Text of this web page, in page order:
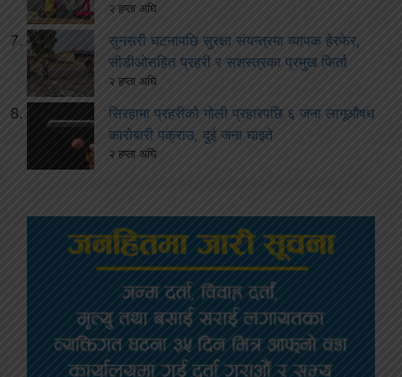
२ हप्ता अघि
सुनसरी घटनापछि सुरक्षा संयन्त्रमा व्यापक हेरफेर,
सीडीओसहित प्रहरी र सशस्त्रका प्रमुख फिर्ता
२ हप्ता अघि
सिरहामा प्रहरीको गोली प्रहारपछि ६ जना लागूऔषध
कारोबारी पक्राउ, दुई जना घाइते
२ हप्ता अघि